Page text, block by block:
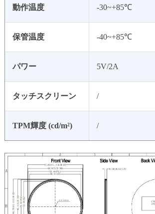
動作温度 -30~+85℃
保管温度 -40~+85℃
パワー 5V/2A
タッチスクリーン /
TPM輝度 (cd/m²) /